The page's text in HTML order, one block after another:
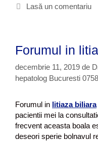
o
o
g
a
h
Lasă un comentariu
Forumul in
decembrie 11, 2019 de
hepatolog Bucuresti
Forumul in litiaza biliara
pacientii mei la
frecvent aceasta boala
deseori sperie bolnavul